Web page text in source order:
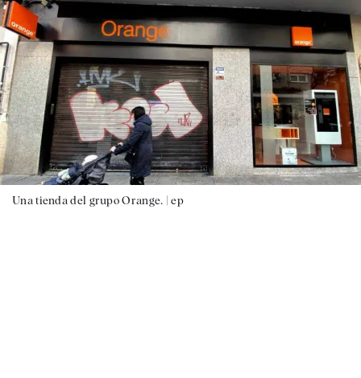
Una tienda del grupo Orange. |ep